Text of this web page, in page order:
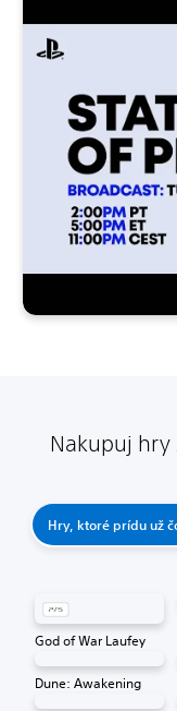
Nakupuj
Hry, ktoré prídu už
God of War Laufey
Dune: Awakening